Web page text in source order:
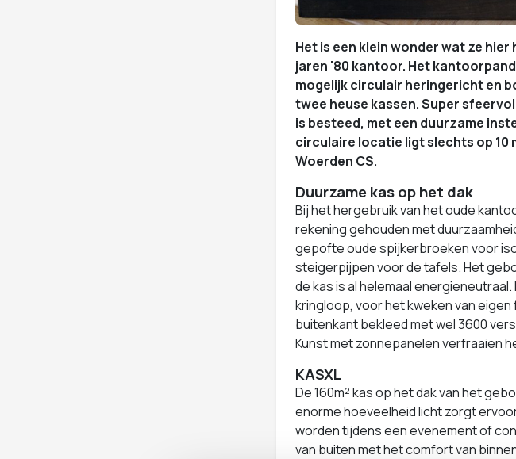
Het is een klein wonder wat ze
jaren '80 kantoor. Het
mogelijk circulair heringericht en
twee heuse kassen. Super
is besteed, met een duurzame
circulaire locatie ligt slechts op 10
Woerden CS.
Duurzame kas op het dak
Bij het hergebruik van het oude
rekening gehouden met
gepofte oude spijkerbroeken voor
steigerpijpen voor de tafels. Het
de kas is al helemaal
kringloop, voor het kweken van eigen
buitenkant bekleed met wel 3600
Kunst met zonnepanelen verfraaien
KASXL
De 160m² kas op het dak van het
enorme hoeveelheid licht zorgt
worden tijdens een evenement of
van buiten met het comfort van